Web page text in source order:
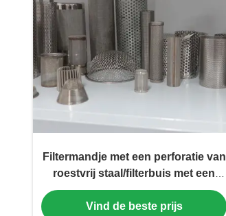
Filtermandje met een perforatie van
roestvrij staal/filterbuis met een
cilinder met
draadgordel/filtermandje met een
Vind de beste prijs